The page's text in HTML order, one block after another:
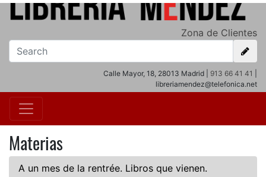
Zona de Clientes
Calle Mayor, 18, 28013 Madrid | 913 66 41 41
libreriamendez@telefonica.net
Materias
A un mes de la rentrée. Libros que vienen.